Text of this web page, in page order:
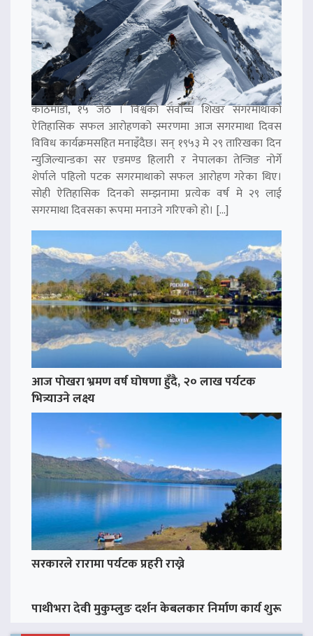
काठमाडौं, १५ जेठ । विश्वको सर्वोच्च शिखर सगरमाथाको
ऐतिहासिक सफल आरोहणको स्मरणमा आज सगरमाथा दिवस
विविध कार्यक्रमसहित मनाइँदैछ। सन् १९५३ मे २९ तारिखका दिन
न्युजिल्यान्डका सर एडमण्ड हिलारी र नेपालका तेन्जिङ नोर्गे
शेर्पाले पहिलो पटक सगरमाथाको सफल आरोहण गरेका थिए।
सोही ऐतिहासिक दिनको सम्झनामा प्रत्येक वर्ष मे २९ लाई
सगरमाथा दिवसका रूपमा मनाउने गरिएको हो। […]
आज पोखरा भ्रमण वर्ष घोषणा हुँदै, २० लाख पर्यटक
भित्र्याउने लक्ष्य
सरकारले रारामा पर्यटक प्रहरी राख्ने
पाथीभरा देवी मुकुम्लुङ दर्शन केबलकार निर्माण कार्य शुरू